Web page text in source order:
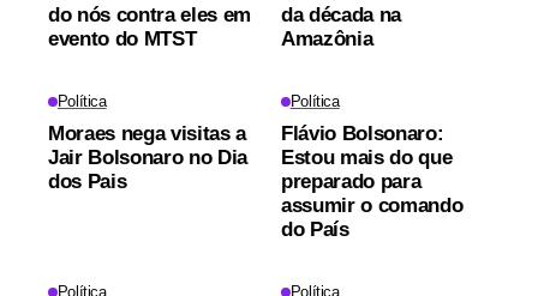
do nós contra eles em
evento do MTST
da década na
Amazônia
Política
Moraes nega visitas a
Jair Bolsonaro no Dia
dos Pais
Política
Flávio Bolsonaro:
Estou mais do que
preparado para
assumir o comando
do País
Política Política